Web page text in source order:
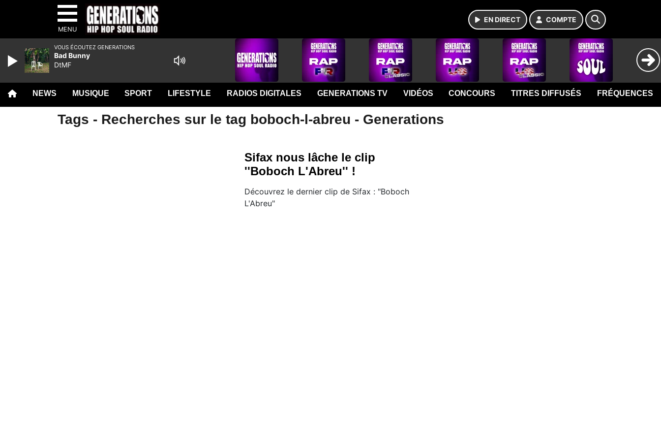
MENU
EN DIRECT COMPTE
NEWS MUSIQUE SPORT LIFESTYLE RADIOS DIGITALES GENERATIONS TV VIDÉOS CONCOURS TITRES DIFFUSÉS FRÉQUENCES
Tags - Recherches sur le tag boboch-l-abreu - Generations
Sifax nous lâche le clip
''Boboch L'Abreu'' !
Découvrez le dernier clip de Sifax : "Boboch
L'Abreu"
VOUS ÉCOUTEZ GENERATIONS
Bad Bunny
DtMF